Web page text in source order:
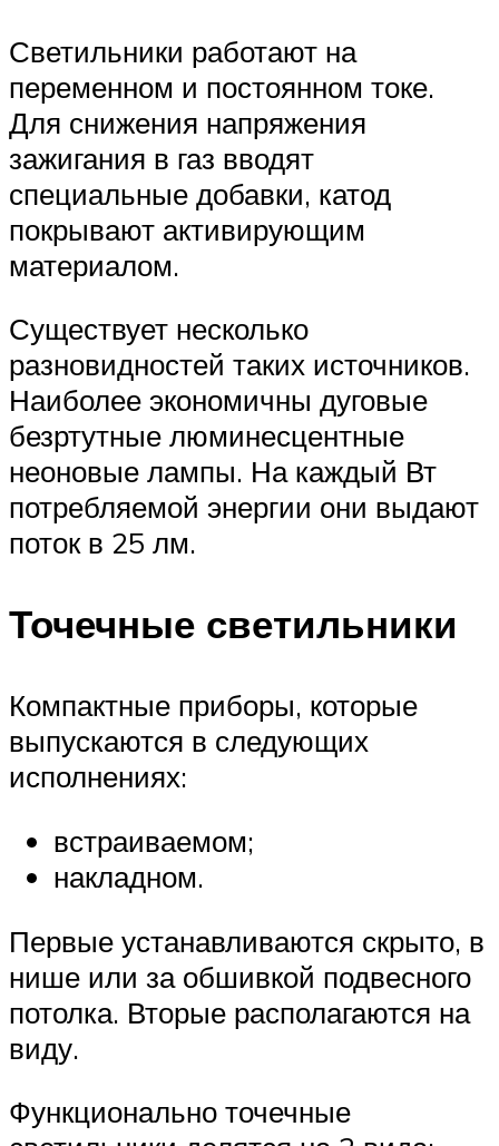
Светильники работают на
переменном и постоянном токе.
Для снижения напряжения
зажигания в газ вводят
специальные добавки, катод
покрывают активирующим
материалом.
Существует несколько
разновидностей таких источников.
Наиболее экономичны дуговые
безртутные люминесцентные
неоновые лампы. На каждый Вт
потребляемой энергии они выдают
поток в 25 лм.
Точечные светильники
Компактные приборы, которые
выпускаются в следующих
исполнениях:
встраиваемом;
накладном.
Первые устанавливаются скрыто, в
нише или за обшивкой подвесного
потолка. Вторые располагаются на
виду.
Функционально точечные